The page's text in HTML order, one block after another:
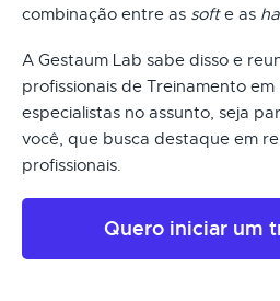
combinação entre as softe as
A Gestaum Lab sabe disso e
profissionais de Treinamento em
especialistas no assunto, seja
você, que busca destaque em
profissionais.
Quero iniciar um